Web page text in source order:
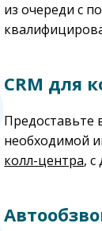
из очереди с
CRM для
Предоставьте
необходимой
колл-центра,